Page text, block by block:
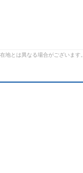
とは異なる場合がございます。